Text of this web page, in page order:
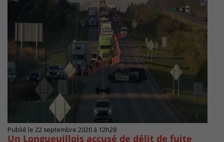
Publié le 22 septembre 2020 à 12h28
Un Longueuillois accusé de délit de fuite